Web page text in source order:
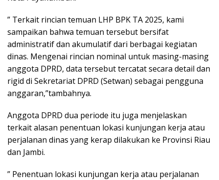
” Terkait rincian temuan LHP BPK TA 2025, kami
sampaikan bahwa temuan tersebut bersifat
administratif dan akumulatif dari berbagai kegiatan
dinas. Mengenai rincian nominal untuk masing-masing
anggota DPRD, data tersebut tercatat secara detail dan
rigid di Sekretariat DPRD (Setwan) sebagai pengguna
anggaran,”tambahnya.
Anggota DPRD dua periode itu juga menjelaskan
terkait alasan penentuan lokasi kunjungan kerja atau
perjalanan dinas yang kerap dilakukan ke Provinsi Riau
dan Jambi.
” Penentuan lokasi kunjungan kerja atau perjalanan